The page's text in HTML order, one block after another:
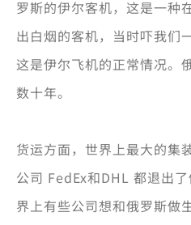
罗斯的伊尔客机，这是一种
出白烟的客机，当时吓我们
这是伊尔飞机的正常情况。
数十年。
货运方面，世界上最大的集
公司 FedEx和DHL 都退出
界上有些公司想和俄罗斯做